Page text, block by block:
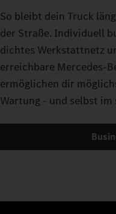
So bleibt dein Truck
der Straße. Individuell
dichtes Werkstattnetz
erreichbare Mercedes-
ermöglichen dir
Wartung - und selbst